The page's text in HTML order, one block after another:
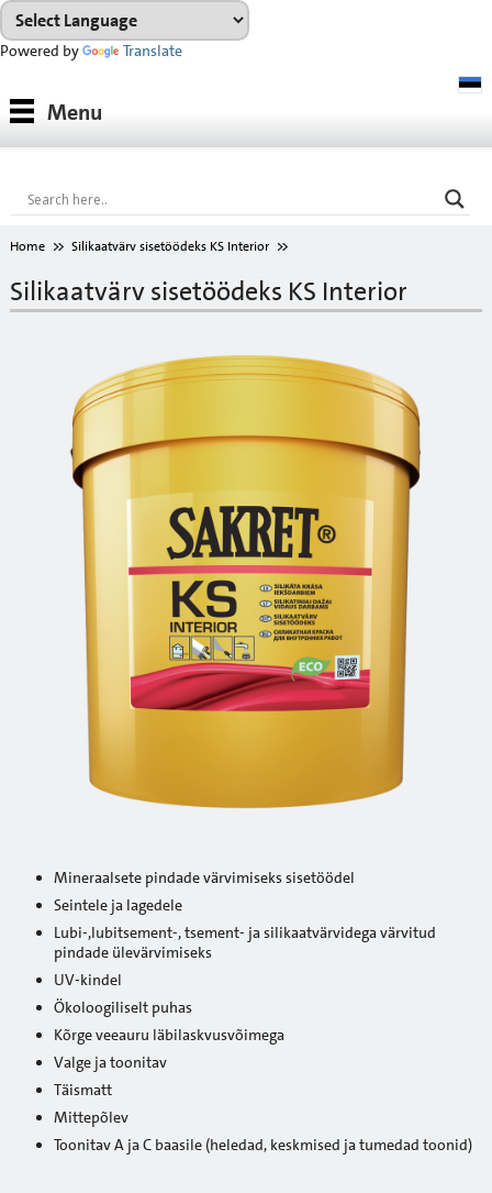
Powered by Translate
Tooted
Tootesüsteemid
Konsultatsioon
Referentsobjektid
Allalaadimiseks
Ettevõttest
Menu
Home Silikaatvärv sisetöödeks KS Interior
Silikaatvärv sisetöödeks KS Interior
Mineraalsete pindade värvimiseks sisetöödel
Seintele ja lagedele
Lubi-,lubitsement-, tsement- ja silikaatvärvidega värvitud
pindade ülevärvimiseks
UV-kindel
Ökoloogiliselt puhas
Kõrge veeauru läbilaskvusvõimega
Valge ja toonitav
Täismatt
Mittepõlev
Toonitav A ja C baasile (heledad, keskmised ja tumedad toonid)